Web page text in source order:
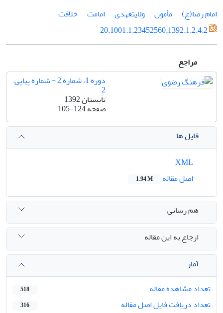
امام رضا(ع)
مأمون ولایتعهدی امامت
خلافت
20.1001.1.23452560.1392.1.2.4.2
مراجع
دوره 1، شماره 2 - شماره پیاپی
2
تابستان 1392
صفحه105-124
فایل ها
اصل مقاله
1.94 M
هم رسانی
ارجاع به این مقاله
آمار
تعداد مشاهده مقاله
518
تعداد دریافت فایل اصل مقاله 316